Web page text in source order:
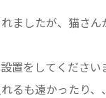
ましたが、猫さ
置をしてくださ
るも遠かったり